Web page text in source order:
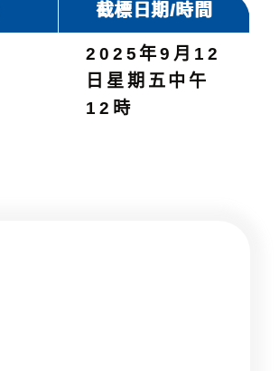
截標日期/時間
2025年9月12
日星期五中午
12時